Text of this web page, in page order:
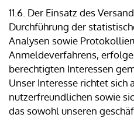
11.6. Der Einsatz des
Durchführung der
Analysen sowie
Anmeldeverfahrens,
berechtigten Interessen
Unser Interesse richtet sich
nutzerfreundlichen sowie
das sowohl unseren